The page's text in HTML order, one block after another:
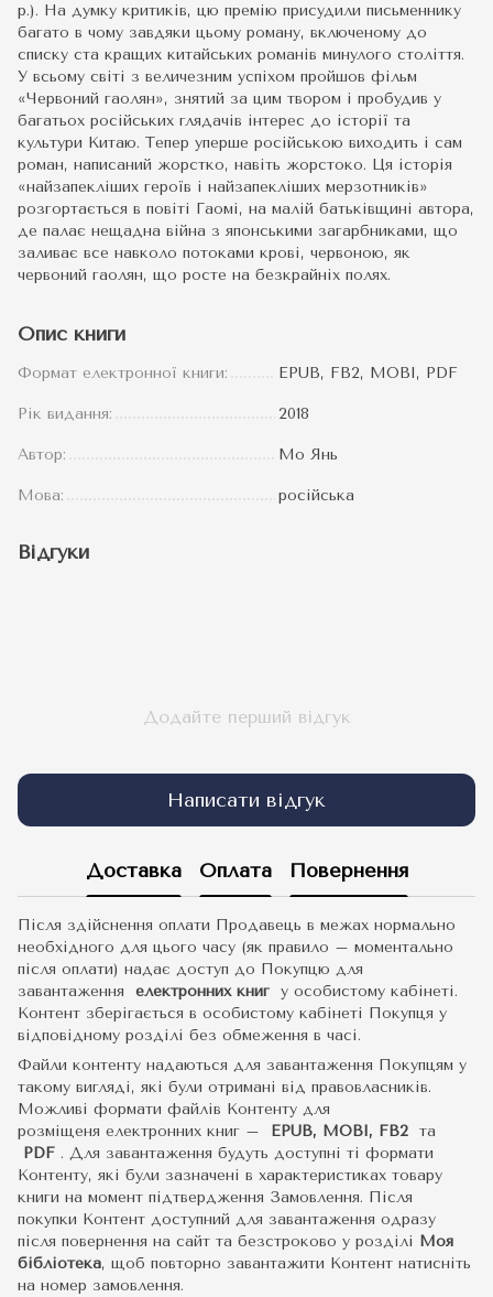
р.). На думку критиків, цю премію присудили письменнику
багато в чому завдяки цьому роману, включеному до
списку ста кращих китайських романів минулого століття.
У всьому світі з величезним успіхом пройшов фільм
«Червоний гаолян», знятий за цим твором і пробудив у
багатьох російських глядачів інтерес до історії та
культури Китаю. Тепер уперше російською виходить і сам
роман, написаний жорстко, навіть жорстоко. Ця історія
«найзапекліших героїв і найзапекліших мерзотників»
розгортається в повіті Гаомі, на малій батьківщині автора,
де палає нещадна війна з японськими загарбниками, що
заливає все навколо потоками крові, червоною, як
червоний гаолян, що росте на безкрайніх полях.
Опис книги
Формат електронної книги: EPUB, FB2, MOBI, PDF
Рік видання: 2018
Автор: Мо Янь
Мова: російська
Відгуки
Додайте перший відгук
Написати відгук
Доставка Оплата Повернення
Після здійснення оплати Продавець в межах нормально
необхідного для цього часу (як правило – моментально
після оплати) надає доступ до Покупцю для
завантаження електронних книг у особистому кабінеті.
Контент зберігається в особистому кабінеті Покупця у
відповідному розділі без обмеження в часі.
Файли контенту надаються для завантаження Покупцям у
такому вигляді, які були отримані від правовласників.
Можливі формати файлів Контенту для
розміщеня електронних книг –
EPUB, MOBI, FB2 та
PDF . Для завантаження будуть доступні ті формати
Контенту, які були зазначені в характеристиках товару
книги на момент підтвердження Замовлення. Після
покупки Контент доступний для завантаження одразу
після повернення на сайт та безстроково у розділі Моя
бібліотека, щоб повторно завантажити Контент натисніть
на номер замовлення.